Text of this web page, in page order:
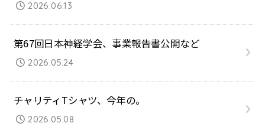
2026.06.13
第67回日本神経学会、事業報告書公開など
2026.05.24
チャリティTシャツ、今年の。
2026.05.08